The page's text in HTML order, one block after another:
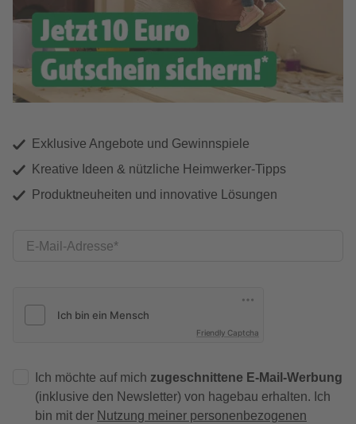
Exklusive Angebote und Gewinnspiele
Kreative Ideen & nützliche Heimwerker-Tipps
Produktneuheiten und innovative Lösungen
E-Mail-Adresse
Friendly Captcha
Ich möchte auf mich zugeschnittene E-Mail-Werbung
(inklusive den Newsletter) von hagebau erhalten. Ich
bin mit der Nutzung meiner personenbezogenen